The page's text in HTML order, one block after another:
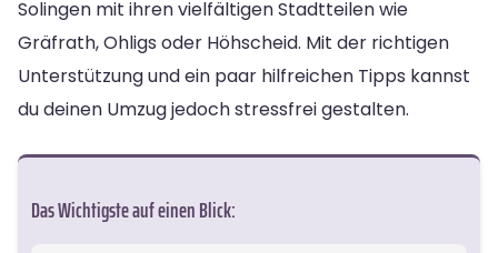
Solingen mit ihren vielfältigen Stadtteilen wie
Gräfrath, Ohligs oder Höhscheid. Mit der richtigen
Unterstützung und ein paar hilfreichen Tipps kannst
du deinen Umzug jedoch stressfrei gestalten.
Das Wichtigste auf einen Blick: